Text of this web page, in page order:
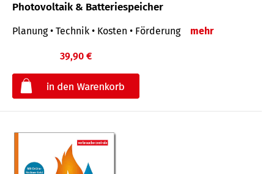
Photovoltaik & Batteriespeicher
Planung • Technik • Kosten • Förderung mehr
39,90 €